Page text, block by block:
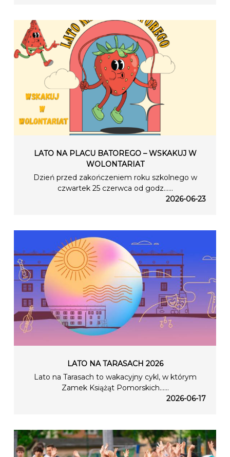
LATO NA PLACU BATOREGO – WSKAKUJ W
WOLONTARIAT
Dzień przed zakończeniem roku szkolnego w
czwartek 25 czerwca od godz…...
2026-06-23
LATO NA TARASACH 2026
Lato na Tarasach to wakacyjny cykl, w którym
Zamek Książąt Pomorskich…...
2026-06-17